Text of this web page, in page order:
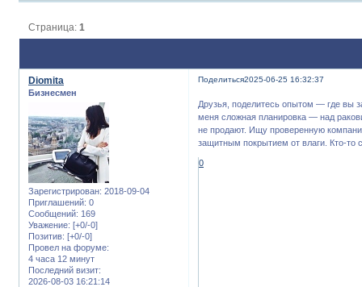
Страница:1
Поделиться2025-06-25 16:32:37
Diomita
Бизнесмен
Зарегистрирован: 2018-09-04
Приглашений: 0
Сообщений: 169
Уважение: [+0/-0]
Позитив: [+0/-0]
Провел на форуме:
4 часа 12 минут
Последний визит:
2026-08-03 16:21:14
Друзья, поделитесь опытом — где вы
меня сложная планировка — над
не продают. Ищу проверенную
защитным покрытием от влаги. Кто-то
0